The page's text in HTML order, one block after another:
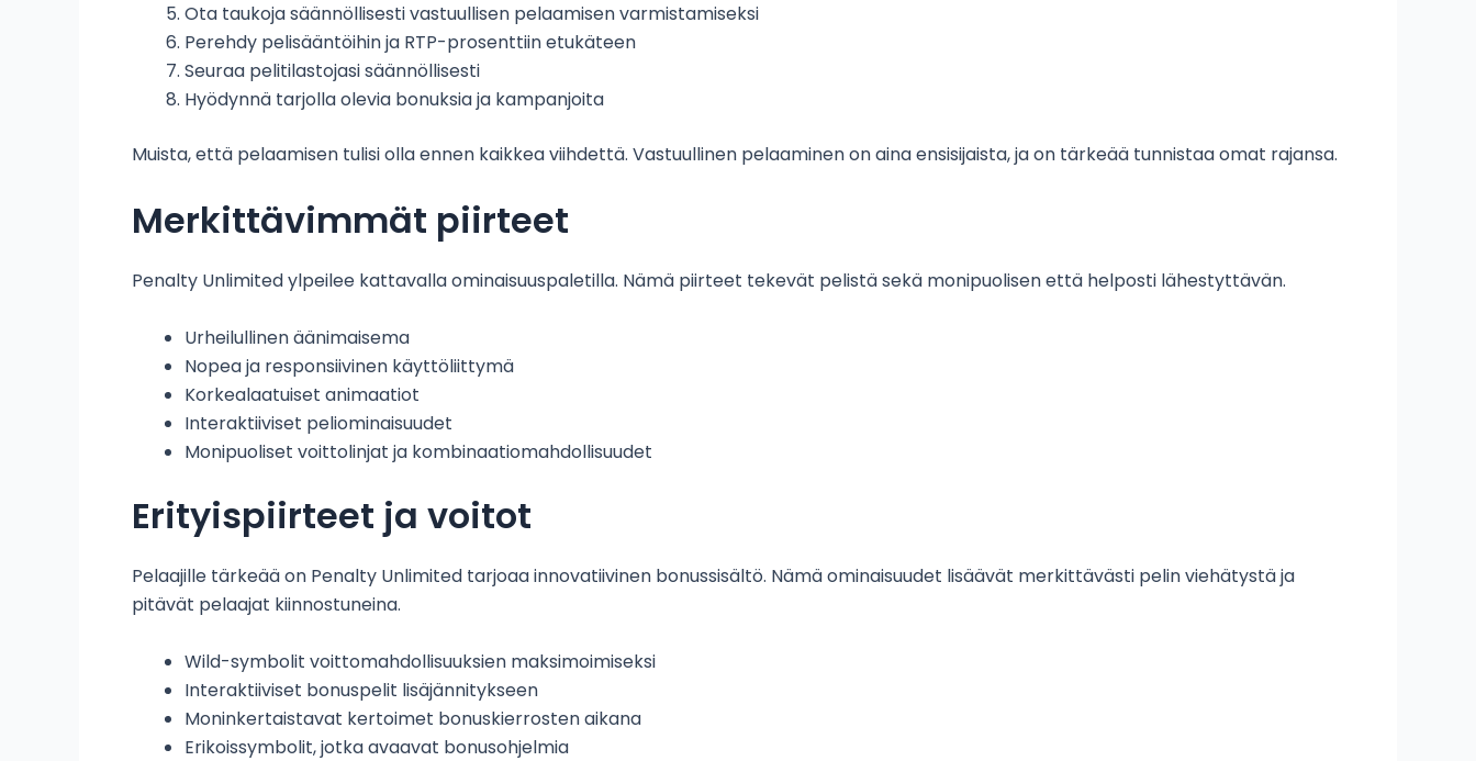
Ota taukoja säännöllisesti vastuullisen pelaamisen varmistamiseksi
Perehdy pelisääntöihin ja RTP-prosenttiin etukäteen
Seuraa pelitilastojasi säännöllisesti
Hyödynnä tarjolla olevia bonuksia ja kampanjoita
Muista, että pelaamisen tulisi olla ennen kaikkea viihdettä. Vastuullinen pelaaminen on aina ensisijaista, ja on tärkeää tunnistaa omat rajansa.
Merkittävimmät piirteet
Penalty Unlimited ylpeilee kattavalla ominaisuuspaletilla. Nämä piirteet tekevät pelistä sekä monipuolisen että helposti lähestyttävän.
Urheilullinen äänimaisema
Nopea ja responsiivinen käyttöliittymä
Korkealaatuiset animaatiot
Interaktiiviset peliominaisuudet
Monipuoliset voittolinjat ja kombinaatiomahdollisuudet
Erityispiirteet ja voitot
Pelaajille tärkeää on Penalty Unlimited tarjoaa innovatiivinen bonussisältö. Nämä ominaisuudet lisäävät merkittävästi pelin viehätystä ja
pitävät pelaajat kiinnostuneina.
Wild-symbolit voittomahdollisuuksien maksimoimiseksi
Interaktiiviset bonuspelit lisäjännitykseen
Moninkertaistavat kertoimet bonuskierrosten aikana
Erikoissymbolit, jotka avaavat bonusohjelmia